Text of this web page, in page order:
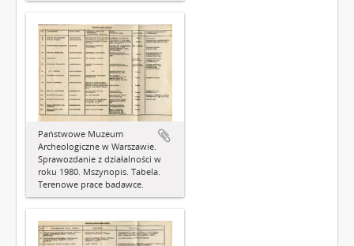
Państwowe Muzeum
Archeologiczne w Warszawie.
Sprawozdanie z działalności w
roku 1980. Mszynopis. Tabela.
Terenowe prace badawce.